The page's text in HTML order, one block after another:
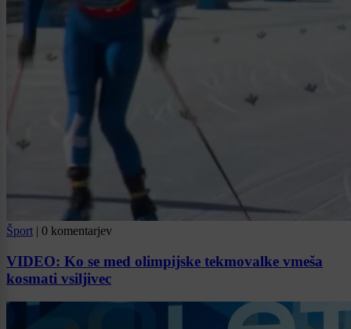
Šport | 0 komentarjev
VIDEO: Ko se med olimpijske tekmovalke vmeša
kosmati vsiljivec